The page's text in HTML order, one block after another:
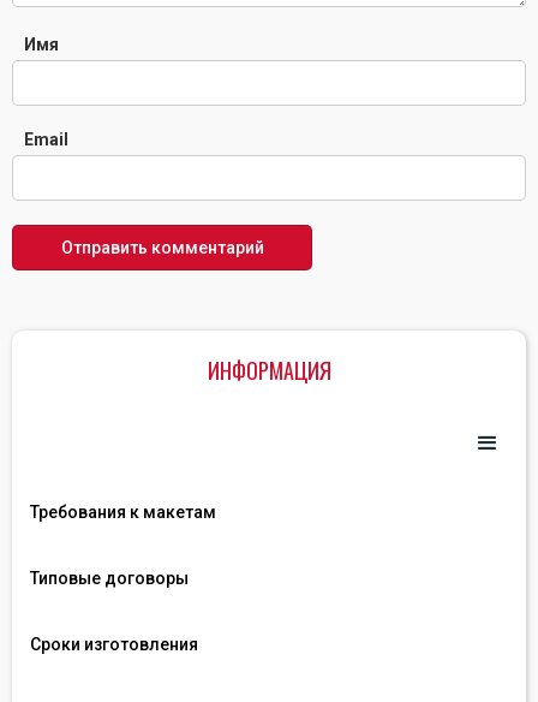
ИНФОРМАЦИЯ
Требования к макетам
Типовые договоры
Сроки изготовления
Имя
Email